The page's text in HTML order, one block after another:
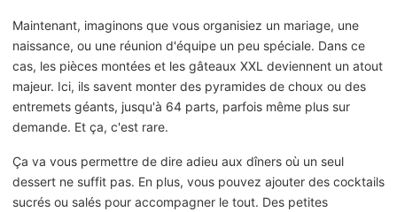
Maintenant, imaginons que vous organisiez un mariage, une
naissance, ou une réunion d'équipe un peu spéciale. Dans ce
cas, les pièces montées et les gâteaux XXL deviennent un atout
majeur. Ici, ils savent monter des pyramides de choux ou des
entremets géants, jusqu'à 64 parts, parfois même plus sur
demande. Et ça, c'est rare.
Ça va vous permettre de dire adieu aux dîners où un seul
dessert ne suffit pas. En plus, vous pouvez ajouter des cocktails
sucrés ou salés pour accompagner le tout. Des petites